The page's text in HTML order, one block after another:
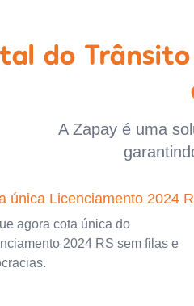
do
A Zapay é uma
única Licenciamento 2024
agora cota única do
2024 RS sem filas e